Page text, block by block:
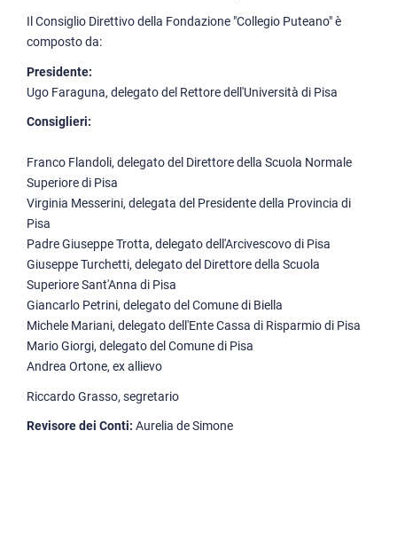
Il Consiglio Direttivo della Fondazione "Collegio Puteano" è
composto da:
Presidente:
Ugo Faraguna, delegato del Rettore dell'Università di Pisa
Consiglieri:
Franco Flandoli, delegato del Direttore della Scuola Normale
Superiore di Pisa
Virginia Messerini, delegata del Presidente della Provincia di
Pisa
Padre Giuseppe Trotta, delegato dell'Arcivescovo di Pisa
Giuseppe Turchetti, delegato del Direttore della Scuola
Superiore Sant'Anna di Pisa
Giancarlo Petrini, delegato del Comune di Biella
Michele Mariani, delegato dell'Ente Cassa di Risparmio di Pisa
Mario Giorgi, delegato del Comune di Pisa
Andrea Ortone, ex allievo
Riccardo Grasso, segretario
Revisore dei Conti: Aurelia de Simone